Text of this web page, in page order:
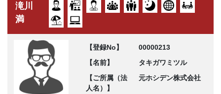
滝川
満
【登録No】
00000213
【名前】
タキガワミツル
【ご所属（法
人名）】
元ホシデン株式会社